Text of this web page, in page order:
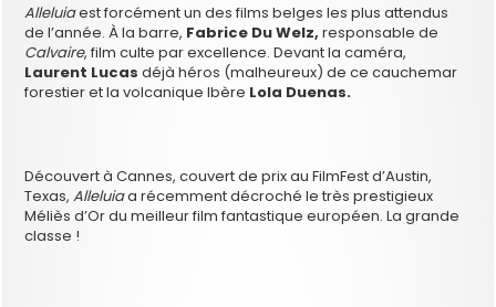
Alleluiaest forcément un des films belges les plus attendus
de l’année. À la barre, Fabrice Du Welz, responsable de
Calvaire, film culte par excellence. Devant la caméra,
Laurent Lucas déjà héros (malheureux) de ce cauchemar
forestier et la volcanique Ibère Lola Duenas.
Découvert à Cannes, couvert de prix au FilmFest d’Austin,
Texas,Alleluiaa récemment décroché le très prestigieux
Méliès d’Or du meilleur film fantastique européen. La grande
classe !